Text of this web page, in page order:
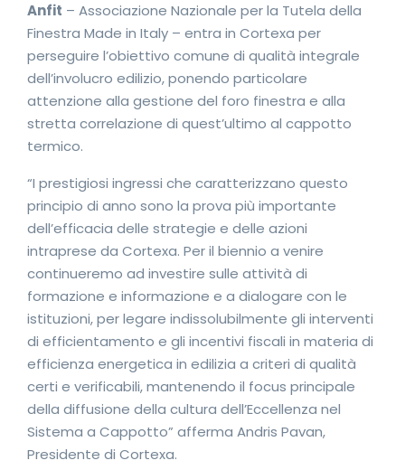
Anfit – Associazione Nazionale per la Tutela della
Finestra Made in Italy – entra in Cortexa per
perseguire l’obiettivo comune di qualità integrale
dell’involucro edilizio, ponendo particolare
attenzione alla gestione del foro finestra e alla
stretta correlazione di quest’ultimo al cappotto
termico.
“I prestigiosi ingressi che caratterizzano questo
principio di anno sono la prova più importante
dell’efficacia delle strategie e delle azioni
intraprese da Cortexa. Per il biennio a venire
continueremo ad investire sulle attività di
formazione e informazione e a dialogare con le
istituzioni, per legare indissolubilmente gli interventi
di efficientamento e gli incentivi fiscali in materia di
efficienza energetica in edilizia a criteri di qualità
certi e verificabili, mantenendo il focus principale
della diffusione della cultura dell’Eccellenza nel
Sistema a Cappotto” afferma Andris Pavan,
Presidente di Cortexa.